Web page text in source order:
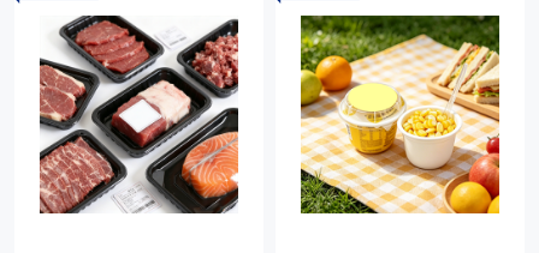
221330
SE53
热收缩
袋
拉伸膜